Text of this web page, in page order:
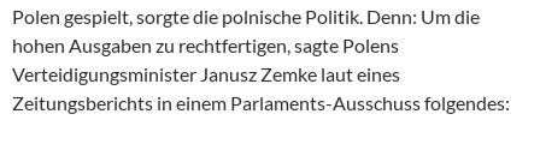
Polen gespielt, sorgte die polnische Politik. Denn: Um die
hohen Ausgaben zu rechtfertigen, sagte Polens
Verteidigungsminister Janusz Zemke laut eines
Zeitungsberichts in einem Parlaments-Ausschuss folgendes: